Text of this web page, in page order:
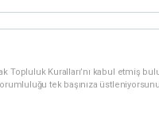
Topluluk Kuralları’nı kabul etmiş
tek başınıza